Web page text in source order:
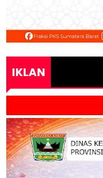
IKLAN